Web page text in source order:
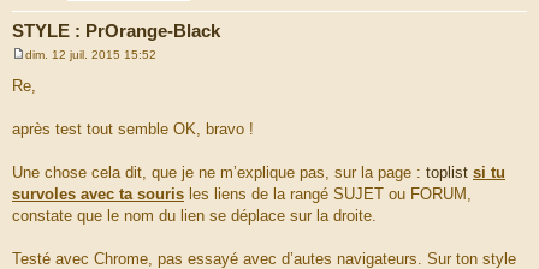
STYLE : PrOrange-Black
s
g
dim. 12 juil. 2015 15:52
Re,
après test tout semble OK, bravo !
Une chose cela dit, que je ne m’explique pas, sur la page : toplist si tu
survoles avec ta souris les liens de la rangé SUJET ou FORUM,
constate que le nom du lien se déplace sur la droite.
Testé avec Chrome, pas essayé avec d’autes navigateurs. Sur ton style